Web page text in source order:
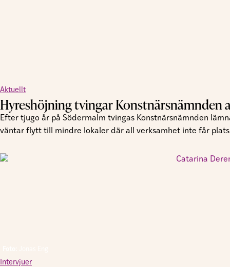
Aktuellt
Hyreshöjning tvingar Konstnärsnämnden
Efter tjugo år på Södermalm tvingas Konstnärsnämnden
väntar flytt till mindre lokaler där all verksamhet inte får
Intervjuer